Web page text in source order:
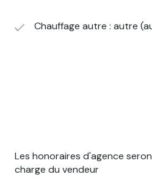
Chauffage autre : autre
Les honoraires d'agence
charge du vendeur